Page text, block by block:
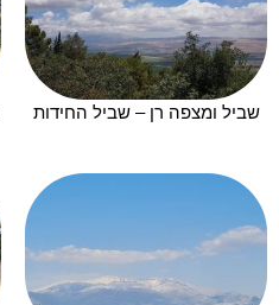
שביל ומצפה רן – שביל החידות